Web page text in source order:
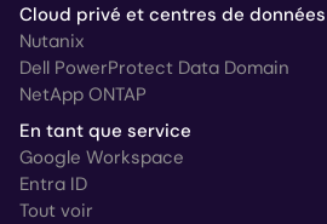
Cloud privé et centres de données
Nutanix
Dell PowerProtect Data Domain
NetApp ONTAP
En tant que service
Google Workspace
Entra ID
Tout voir